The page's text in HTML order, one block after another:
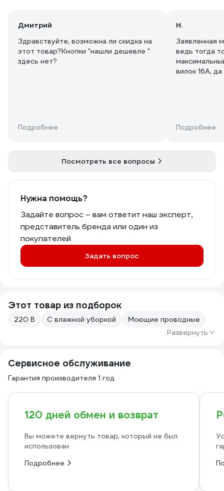
Дмитрий
Здравствуйте, возможна ли скидка на
этот товар?Кнопки "нашли дешевле "
здесь нет?
Подробнее
Н.
Заявленная
ведь тогда
вилок 16А,
Подробнее
Посмотреть все вопросы
Нужна помощь?
Задайте вопрос – вам ответит наш эксперт,
представитель бренда или один из
покупателей
Задать вопрос
Этот товар из подборок
220 В С влажной уборкой
Моющие проводные
Развернуть
Сервисное обслуживание
Гарантия производителя 1 год
120 дней обмен и возврат
Вы можете вернуть товар, который не был
использован
Подробнее